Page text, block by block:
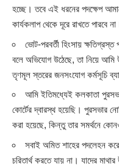
হচ্ছে। তবে এই ধরনের পদক্ষেপ
কার্যকলাপ থেকে দূরে রাখতে পারবে
ভোট-পরবর্তী হিংসায় ক্ষতিগ্রস্ত
বলে অভিযোগ উঠেছে, তা নিয়ে আমি
তৃণমূল স্তরের জনসংযোগ কর্মসূচি
আমি ইতিমধ্যেই কলকাতা
কোর্টের দ্বারস্থ হয়েছি। পুরসভার
করা হয়েছে, কিন্তু তার সমর্থনে
সবাই অমিত শাহের পদলেহন করে
চরিতার্থ করতে যায় না। যাদের